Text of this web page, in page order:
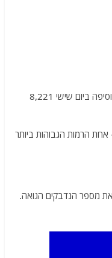
עם 67,628 מקרים פעילים, 1,439 נמצאים בבתי חולים, כולל 200 מונשמים ו 728 במצב קשה ישראל הוסיפה ביום שישי 8,221
60,000 בדיקות שנערכו במהלך 24 השעות האחרונות, יחס המבחנים החיובי עמד על 13.8% – אחת הרמות הגבוהות ביותר
מספר הנדבקים הגואה.